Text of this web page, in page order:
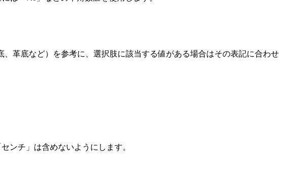
革底など）を参考に、選択肢に該当する値がある場合はその表記に合わせ
ンチ」は含めないようにします。